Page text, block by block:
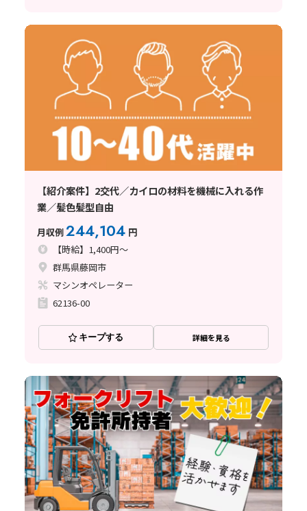
【紹介案件】2交代／カイロの材料を機械に入れる作
業／髪色髪型自由
月収例244,104 円
【時給】1,400円～
群馬県藤岡市
マシンオペレーター
62136-00
キープする 詳細を見る